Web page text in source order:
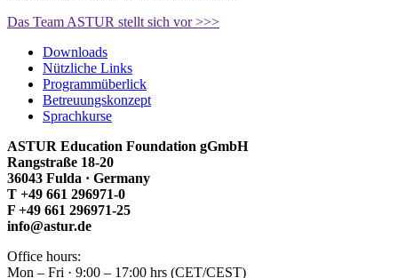
Das Team ASTUR stellt sich vor >>>
Downloads
Nützliche Links
Programmüberlick
Betreuungskonzept
Sprachkurse
ASTUR Education Foundation gGmbH
Rangstraße 18-20
36043 Fulda · Germany
T +49 661 296971-0
F +49 661 296971-25
info@astur.de
Office hours:
Mon – Fri · 9:00 – 17:00 hrs (CET/CEST)